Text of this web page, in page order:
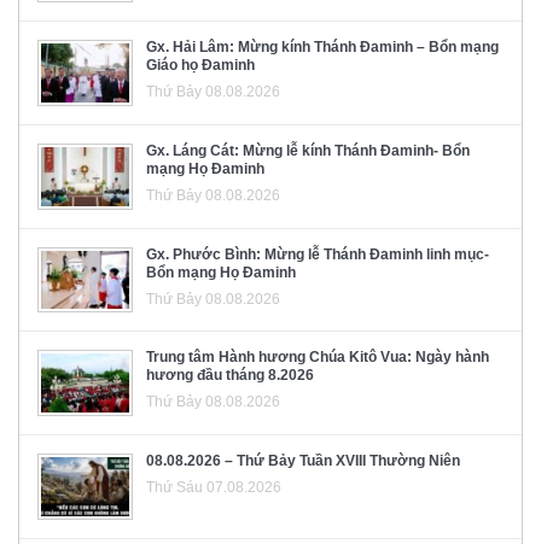
Gx. Hải Lâm: Mừng kính Thánh Đaminh – Bổn mạng
Giáo họ Đaminh
Thứ Bảy 08.08.2026
Gx. Láng Cát: Mừng lễ kính Thánh Đaminh- Bổn
mạng Họ Đaminh
Thứ Bảy 08.08.2026
Gx. Phước Bình: Mừng lễ Thánh Đaminh linh mục-
Bổn mạng Họ Đaminh
Thứ Bảy 08.08.2026
Trung tâm Hành hương Chúa Kitô Vua: Ngày hành
hương đầu tháng 8.2026
Thứ Bảy 08.08.2026
08.08.2026 – Thứ Bảy Tuần XVIII Thường Niên
Thứ Sáu 07.08.2026